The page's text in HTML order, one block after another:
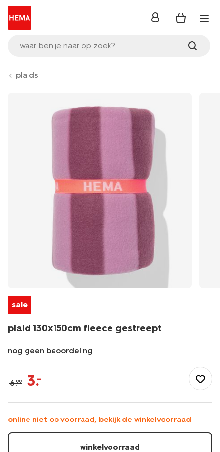
waar ben je naar op zoek?
inloggen
plaids
sale
plaid 130x150cm fleece gestreept
nog geen beoordeling
slapen/wonen/plaids/plaid-
130x150cm-
gestreept-
7300000.html
6.99 3.–
online niet op voorraad, bekijk de winkelvoorraad
winkelvoorraad